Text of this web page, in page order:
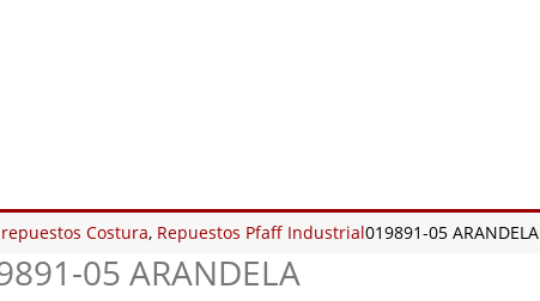
Costura, Repuestos Pfaff Industrial019891-05 ARANDELA
05 ARANDELA